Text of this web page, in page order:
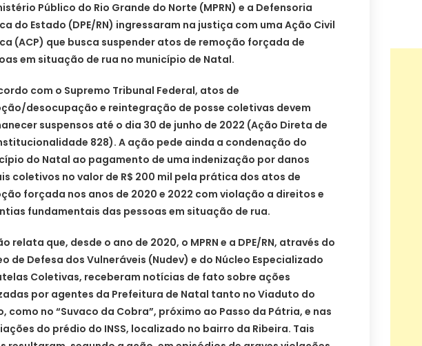
Público do Rio Grande do Norte (MPRN) e a Defensoria
do Estado (DPE/RN) ingressaram na justiça com uma Ação Civil
(ACP) que busca suspender atos de remoção forçada de
em situação de rua no município de Natal.
com o Supremo Tribunal Federal, atos de
desocupação e reintegração de posse coletivas devem
suspensos até o dia 30 de junho de 2022 (Ação Direta de
828). A ação pede ainda a condenação do
do Natal ao pagamento de uma indenização por danos
coletivos no valor de R$ 200 mil pela prática dos atos de
forçada nos anos de 2020 e 2022 com violação a direitos e
fundamentais das pessoas em situação de rua.
relata que, desde o ano de 2020, o MPRN e a DPE/RN, através do
de Defesa dos Vulneráveis (Nudev) e do Núcleo Especializado
Coletivas, receberam notícias de fato sobre ações
por agentes da Prefeitura de Natal tanto no Viaduto do
como no “Suvaco da Cobra”, próximo ao Passo da Pátria, e nas
do prédio do INSS, localizado no bairro da Ribeira. Tais